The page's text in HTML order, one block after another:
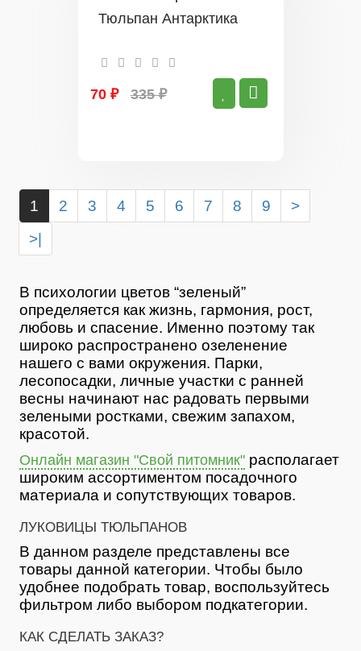
Тюльпан Антарктика
70 ₽ 335 ₽
1 2 3 4 5 6 7 8 9
>
>|
В психологии цветов “зеленый”
определяется как жизнь, гармония, рост,
любовь и спасение. Именно поэтому так
широко распространено озеленение
нашего с вами окружения. Парки,
лесопосадки, личные участки с ранней
весны начинают нас радовать первыми
зелеными ростками, свежим запахом,
красотой.
Онлайн магазин "Свой питомник" располагает
широким ассортиментом посадочного
материала и сопутствующих товаров.
ЛУКОВИЦЫ ТЮЛЬПАНОВ
В данном разделе представлены все
товары данной категории. Чтобы было
удобнее подобрать товар, воспользуйтесь
фильтром либо выбором подкатегории.
КАК СДЕЛАТЬ ЗАКАЗ?